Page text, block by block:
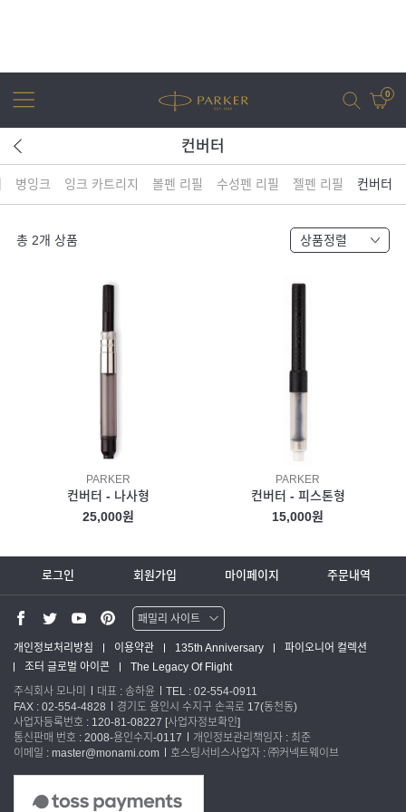
0
어번 아이엠 조터 XL 조터
컨버터
병잉크 잉크 카트리지 볼펜 리필 수성펜 리필 젤펜 리필 컨버터
총 2개 상품 상품정렬
PARKER
컨버터 - 나사형
25,000원
PARKER
컨버터 - 피스톤형
15,000원
로그인 회원가입 마이페이지 주문내역
패밀리 사이트
워터맨 쇼핑몰
파카 글로벌
개인정보처리방침 이용약관 135th Anniversary
파이오니어 컬렉션
조터 글로벌 아이콘
The Legacy Of Flight
주식회사 모나미
대표 : 송하윤
TEL : 02-554-0911
FAX : 02-554-4828
경기도 용인시 수지구 손곡로 17(동천동)
사업자등록번호 : 120-81-08227 [사업자정보확인]
통신판매 번호 : 2008-용인수지-0117
개인정보관리책임자 : 최준
이메일 : master@monami.com
호스팅서비스사업자 : ㈜커넥트웨이브